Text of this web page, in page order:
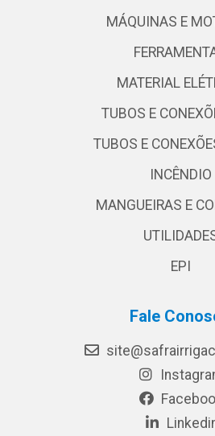
MÁQUINAS E
MATERIAL
TUBOS E
TUBOS E
INCÊNDIO
MANGUEIRAS E
EPI
Fale